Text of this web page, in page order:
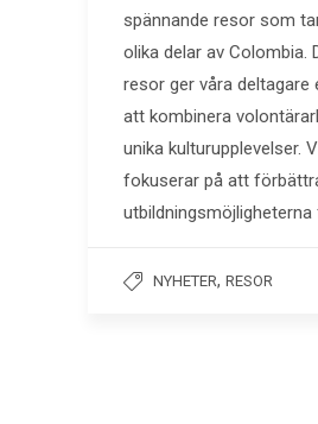
spännande resor som
olika delar av Colombia.
resor ger våra deltagare
att kombinera
unika kulturupplevelser.
fokuserar på att
utbildningsmöjligheterna
NYHETER, RESOR